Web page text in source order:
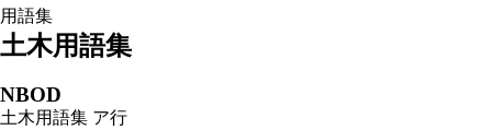
用語集
土木用語集
NBOD
土木用語集 ア行